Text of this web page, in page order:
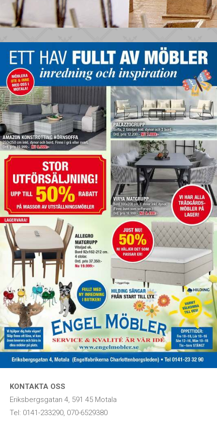
KONTAKTA OSS
Eriksbergsgatan 4, 591 45 Motala
Tel: 0141-233290, 070-6529380